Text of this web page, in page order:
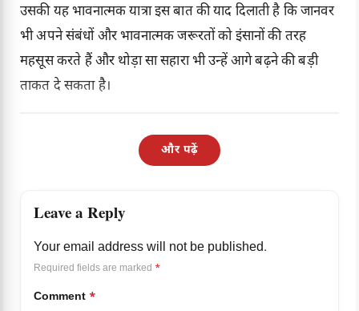
उसकी यह भावनात्मक यात्रा इस बात की याद दिलाती है कि जानवर
भी अपने संबंधों और भावनात्मक जरूरतों को इंसानों की तरह
महसूस करते हैं और थोड़ा सा सहारा भी उन्हें आगे बढ़ने की बड़ी
ताकत दे सकता है।
और पढ़ें
Leave a Reply
Your email address will not be published.
Required fields are marked *
Comment *